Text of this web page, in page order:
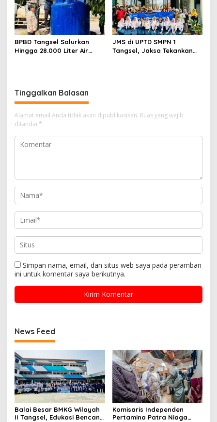
BPBD Tangsel Salurkan
Hingga 28.000 Liter Air
JMS di UPTD SMPN 1
Tangsel, Jaksa Tekankan
Tinggalkan Balasan
Alamat email Anda tidak akan dipublikasikan. Ruas yang wajib
ditandai *
Simpan nama, email, dan situs web saya pada peramban
ini untuk komentar saya berikutnya.
News Feed
Balai Besar BMKG Wilayah
II Tangsel, Edukasi Bencana
Komisaris Independen
Pertamina Patra Niaga